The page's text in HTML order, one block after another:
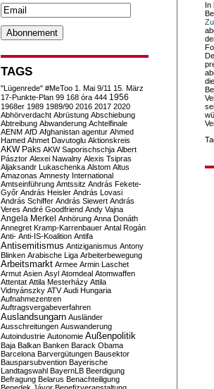
In
TAGS
"Lügenrede" #MeToo 1. Mai 9/11 15. März
17-Punkte-Plan 99 168 óra 444 1956
1968er 1989 1989/90 2016 2017 2020
Abhörverdacht Abrüstung Abschiebung
Abtreibung Abwanderung Achtelfinale
AENM AfD Afghanistan agentur Ahmed
Hamed Ahmet Davutoglu Aktionskreis
AKW Paks AKW Saporischschja Albert
Pásztor Alexei Nawalny Alexis Tsipras
Aljaksandr Lukaschenka Alstom Altus
Amazonas Amnesty International
Amtseinführung Amtssitz András Fekete-
Győr András Heisler András Lovasi
András Schiffer András Siewert András
Veres André Goodfriend Andy Vajna
Angela Merkel Anhörung Anna Donáth
Annegret Kramp-Karrenbauer Antal Rogán
Anti- Anti-IS-Koalition Antifa
Antisemitismus Antiziganismus Antony
Blinken Arabische Liga Arbeiterbewegung
Arbeitsmarkt Armee Armin Laschet
Armut Asien Asyl Atomdeal Atomwaffen
Attentat Attila Mesterházy Attila
Vidnyánszky ATV Audi Hungaria
Aufnahmezentren
Auftragsvergabeverfahren
Auslandsungarn Ausländer
Ausschreitungen Auswanderung
Autoindustrie Autonomie Außenpolitik
Baja Balkan Banken Barack Obama
Barcelona Barvergütungen Bausektor
Bausparsubvention Bayerische
Landtagswahl BayernLB Beerdigung
Befragung Belarus Benachteiligung